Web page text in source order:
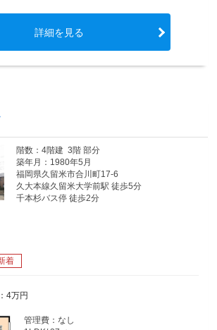
詳細を見る
階数：4階建 3階 部分
築年月：1980年5月
福岡県久留米市合川町17-6
久大本線久留米大学前駅 徒歩5分
千本杉バス停 徒歩2分
着
4万円
管理費：なし